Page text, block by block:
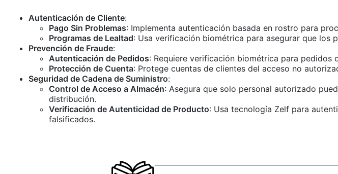
Autenticación de Cliente:
Pago Sin Problemas: Implementa autenticación basada en rostro para
Programas de Lealtad: Usa verificación biométrica para asegurar que los
Prevención de Fraude:
Autenticación de Pedidos: Requiere verificación biométrica para pedidos
Protección de Cuenta: Protege cuentas de clientes del acceso no
Seguridad de Cadena de Suministro:
Control de Acceso a Almacén: Asegura que solo personal autorizado
distribución.
Verificación de Autenticidad de Producto: Usa tecnología Zelf para
falsificados.